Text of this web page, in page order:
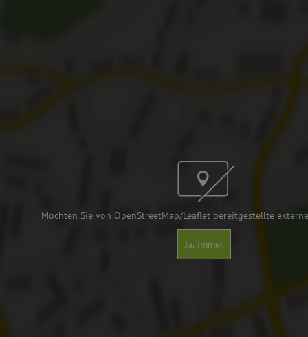
Möchten Sie von OpenStreetMap/Leaflet bereitgestellte
Ja, immer